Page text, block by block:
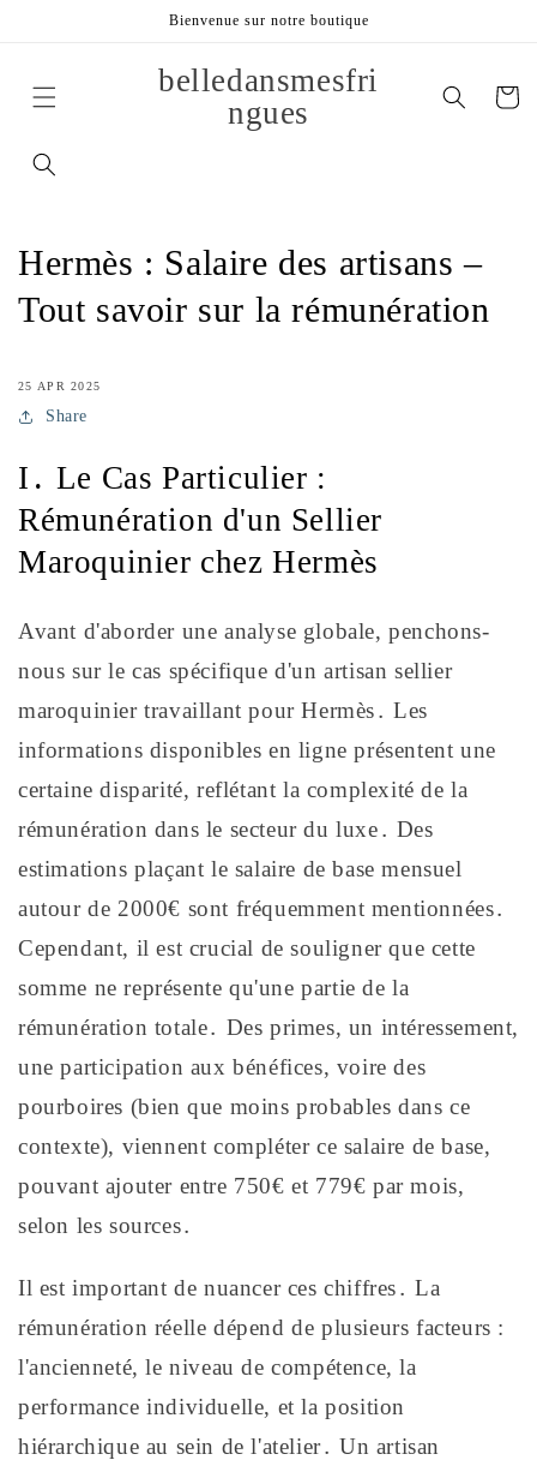
Bienvenue sur notre boutique
belledansmesfri
ngues
Panier
Hermès : Salaire des artisans –
Tout savoir sur la rémunération
25 APR 2025
Share
I․ Le Cas Particulier :
Rémunération d'un Sellier
Maroquinier chez Hermès
Avant d'aborder une analyse globale, penchons-
nous sur le cas spécifique d'un artisan sellier
maroquinier travaillant pour Hermès․ Les
informations disponibles en ligne présentent une
certaine disparité, reflétant la complexité de la
rémunération dans le secteur du luxe․ Des
estimations plaçant le salaire de base mensuel
autour de 2000€ sont fréquemment mentionnées․
Cependant, il est crucial de souligner que cette
somme ne représente qu'une partie de la
rémunération totale․ Des primes, un intéressement,
une participation aux bénéfices, voire des
pourboires (bien que moins probables dans ce
contexte), viennent compléter ce salaire de base,
pouvant ajouter entre 750€ et 779€ par mois,
selon les sources․
Il est important de nuancer ces chiffres․ La
rémunération réelle dépend de plusieurs facteurs :
l'ancienneté, le niveau de compétence, la
performance individuelle, et la position
hiérarchique au sein de l'atelier․ Un artisan